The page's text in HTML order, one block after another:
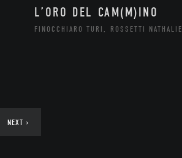
L’ORO DEL CAM(M)INO
FINOCCHIARO TURI, ROSSETTI NATHALIE
NEXT ›